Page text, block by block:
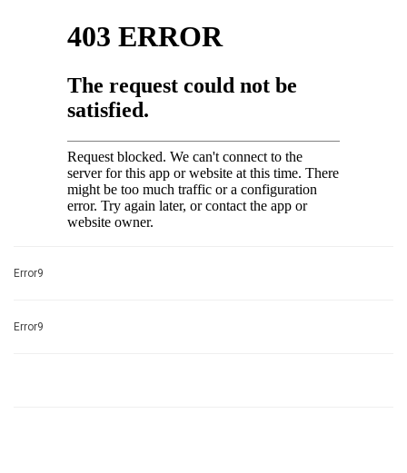
Error9
Error9